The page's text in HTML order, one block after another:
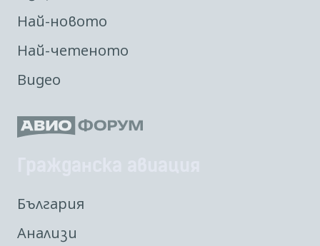
Най-новото
Най-четеното
Видео
България
Анализи